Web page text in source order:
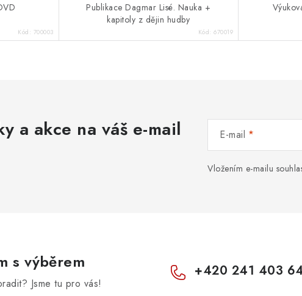
Kód: 700003
Publikace Dagmar Lisé. Nauka +
kapitoly z dějin hudby
Kód: 670019
a akce na váš e-mail E-mail
Vložením e-mailu
s výběrem
Jsme tu pro vás!
+420 241 403